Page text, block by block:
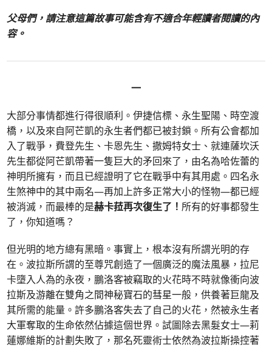
父母們，請注意這篇故事可能含有不適合年輕讀者閱讀的內
容。
一
大部分事情都進行得很順利。伊捷信標、永生聖陽、時空渡
橋，以及來自阿芒凱的永生者們都已被封鎖。所有公會都加
入了戰爭，費登先生、卡恩先生、撒姆特女士、就連薩坎沃
先生都從阿芒凱帶著一隻巨大的矛回來了，由名為哈佐蕾的
神明所擁有，而且已經證明了它在戰爭中有其用處。四名永
生煞神中的其中兩名—再加上許多正常大小的怪物—都已經
被消滅，而最棒的是赫卡菈再次復生了！ 所有的好事都發生
了，你知道嗎？
但光明的地方總有黑暗。事實上，根本沒有所謂光明的存
在。波拉斯所謂的至尊咒創造了一個廣泛的魔法風暴，拉尼
卡墮入人為的永夜，鵬洛客被竊取的火花時不時就像衝向波
拉斯及游離在雙角之間神秘寶石的彗星一般，供養著巨龍及
其所需的能量。許多鵬洛客失去了自己的火花，然被永生者
大軍奪取的生命依然佔據這個世界。試圖除去黑髮女士—莉
蓮娜維斯的計劃失敗了，那名死靈術士依然為波拉斯操控著